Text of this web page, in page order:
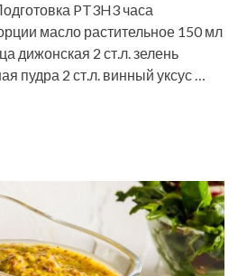
PT3H3 часа
масло растительное 150 мл
дижонская 2 ст.л. зелень
пудра 2 ст.л. винный уксус …